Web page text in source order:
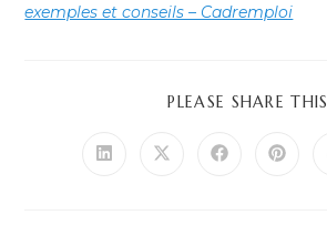
exemples et conseils – Cadremploi
PLEASE SHARE THIS
Ouvrir
Ouvrir Ouvrir Ouvrir